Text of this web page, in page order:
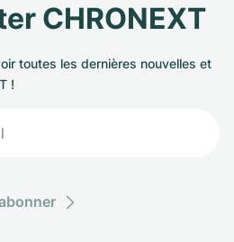
CHRONEXT
toutes les dernières nouvelles et
!